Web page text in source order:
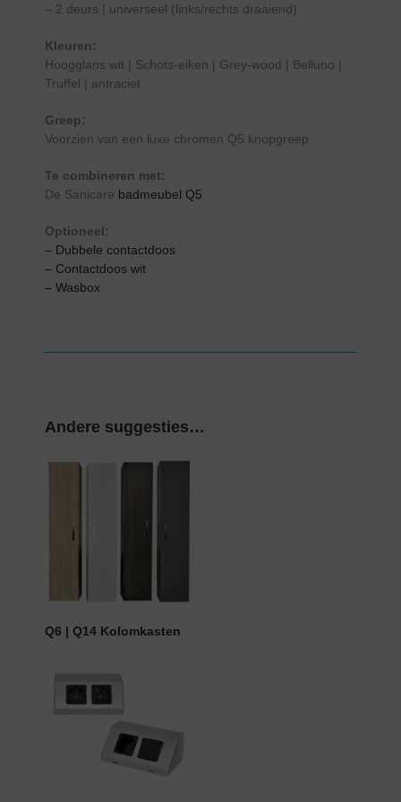
– 2 deurs | universeel (links/rechts draaiend)
Kleuren:
Hoogglans wit | Schots-eiken | Grey-wood | Belluno |
Truffel | antraciet
Greep:
Voorzien van een luxe chromen Q5 knopgreep
Te combineren met:
De Sanicare badmeubel Q5
Optioneel:
– Dubbele contactdoos
– Contactdoos wit
– Wasbox
Andere suggesties…
Q6 | Q14 Kolomkasten